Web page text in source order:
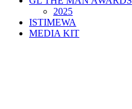
2025
ISTIMEWA
MEDIA KIT